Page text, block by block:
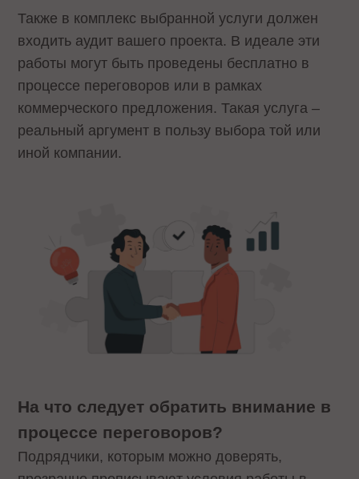
Также в комплекс выбранной услуги должен
входить аудит вашего проекта. В идеале эти
работы могут быть проведены бесплатно в
процессе переговоров или в рамках
коммерческого предложения. Такая услуга –
реальный аргумент в пользу выбора той или
иной компании.
На что следует обратить внимание в
процессе переговоров?
Подрядчики, которым можно доверять,